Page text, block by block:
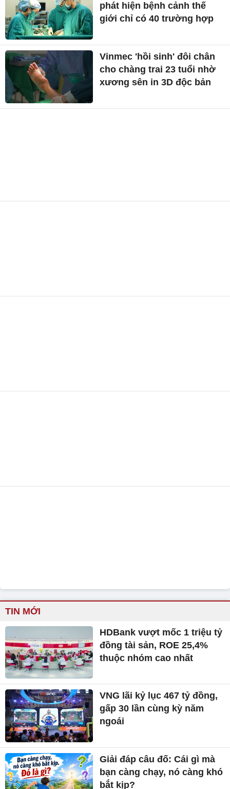
phát hiện bệnh cảnh thế
giới chỉ có 40 trường hợp
Vinmec 'hồi sinh' đôi chân
cho chàng trai 23 tuổi nhờ
xương sên in 3D độc bản
TIN MỚI
HDBank vượt mốc 1 triệu tỷ
đồng tài sản, ROE 25,4%
thuộc nhóm cao nhất
VNG lãi kỷ lục 467 tỷ đồng,
gấp 30 lần cùng kỳ năm
ngoái
Giải đáp câu đố: Cái gì mà
bạn càng chạy, nó càng khó
bắt kịp?